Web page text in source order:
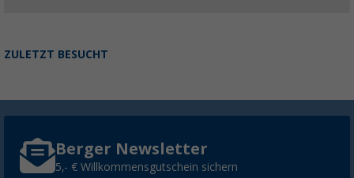
ZULETZT BESUCHT
Berger Newsletter
5,- € Willkommensgutschein sichern